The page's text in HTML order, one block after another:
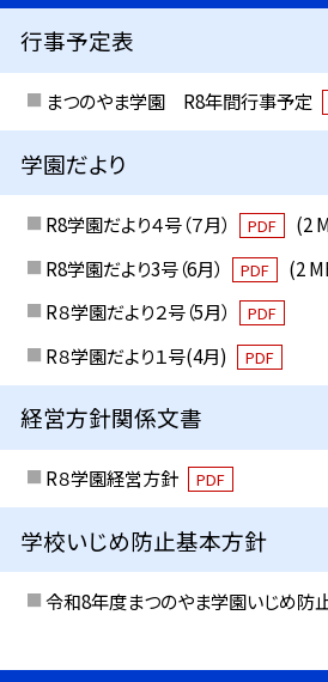
行事予定表
まつのやま学園 R8年間行事予定
学園だより
R8学園だより４号（７月） PDF
(2
R8学園だより3号（6月）
PDF
(2
R８学園だより２号（5月）
PDF
R８学園だより１号(4月) PDF
経営方針関係文書
R８学園経営方針 PDF
学校いじめ防止基本方針
令和8年度まつのやま学園いじめ防